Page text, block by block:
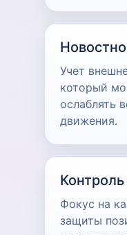
Учет
который
ослаблять
движения.
Фокус на
защиты